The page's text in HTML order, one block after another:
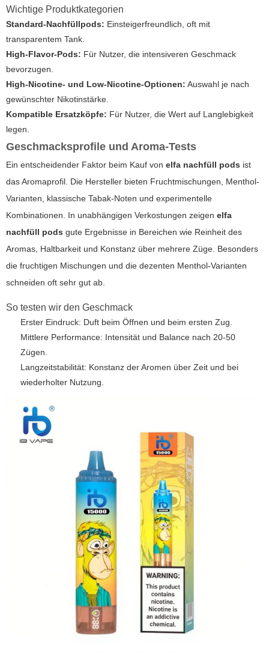
Wichtige Produktkategorien
Standard-Nachfüllpods: Einsteigerfreundlich, oft mit
transparentem Tank.
High-Flavor-Pods: Für Nutzer, die intensiveren Geschmack
bevorzugen.
High-Nicotine- und Low-Nicotine-Optionen: Auswahl je nach
gewünschter Nikotinstärke.
Kompatible Ersatzköpfe: Für Nutzer, die Wert auf Langlebigkeit
legen.
Geschmacksprofile und Aroma-Tests
Ein entscheidender Faktor beim Kauf von elfa nachfüll pods ist
das Aromaprofil. Die Hersteller bieten Fruchtmischungen, Menthol-
Varianten, klassische Tabak-Noten und experimentelle
Kombinationen. In unabhängigen Verkostungen zeigen elfa
nachfüll pods gute Ergebnisse in Bereichen wie Reinheit des
Aromas, Haltbarkeit und Konstanz über mehrere Züge. Besonders
die fruchtigen Mischungen und die dezenten Menthol-Varianten
schneiden oft sehr gut ab.
So testen wir den Geschmack
Erster Eindruck: Duft beim Öffnen und beim ersten Zug.
Mittlere Performance: Intensität und Balance nach 20-50
Zügen.
Langzeitstabilität: Konstanz der Aromen über Zeit und bei
wiederholter Nutzung.